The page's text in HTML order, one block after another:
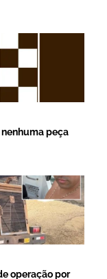
peça
operação por